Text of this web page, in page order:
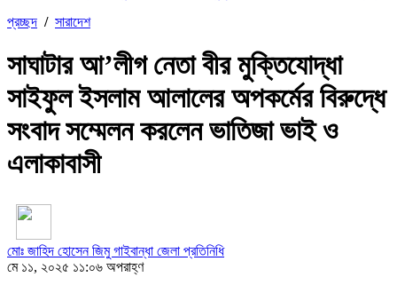
প্রচ্ছদ / সারাদেশ
সাঘাটার আ’লীগ নেতা বীর মুক্তিযোদ্ধা
সাইফুল ইসলাম আলালের অপকর্মের বিরুদ্ধে
সংবাদ সম্মেলন করলেন ভাতিজা ভাই ও
এলাকাবাসী
মোঃ জাহিদ হোসেন জিমু গাইবান্ধা জেলা প্রতিনিধি
মে ১১, ২০২৫ ১১:০৬ অপরাহ্ণ